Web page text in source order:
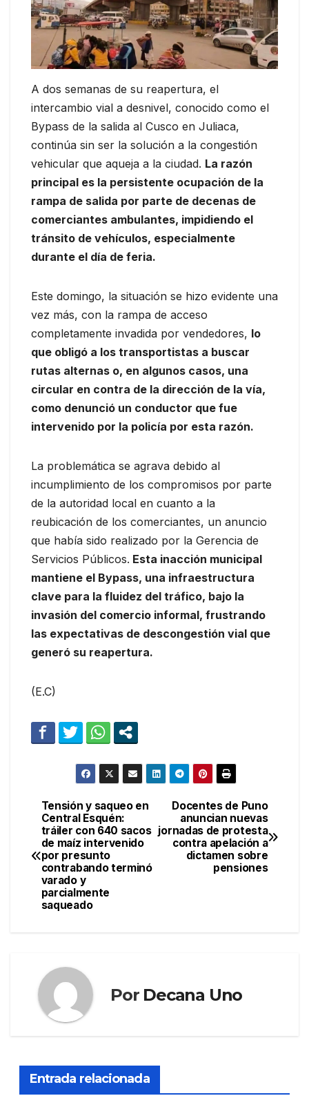
A dos semanas de su reapertura, el
intercambio vial a desnivel, conocido como el
Bypass de la salida al Cusco en Juliaca,
continúa sin ser la solución a la congestión
vehicular que aqueja a la ciudad. La razón
principal es la persistente ocupación de la
rampa de salida por parte de decenas de
comerciantes ambulantes, impidiendo el
tránsito de vehículos, especialmente
durante el día de feria.
Este domingo, la situación se hizo evidente una
vez más, con la rampa de acceso
completamente invadida por vendedores, lo
que obligó a los transportistas a buscar
rutas alternas o, en algunos casos, una
circular en contra de la dirección de la vía,
como denunció un conductor que fue
intervenido por la policía por esta razón.
La problemática se agrava debido al
incumplimiento de los compromisos por parte
de la autoridad local en cuanto a la
reubicación de los comerciantes, un anuncio
que había sido realizado por la Gerencia de
Servicios Públicos. Esta inacción municipal
mantiene el Bypass, una infraestructura
clave para la fluidez del tráfico, bajo la
invasión del comercio informal, frustrando
las expectativas de descongestión vial que
generó su reapertura.
(E.C)
Navegación
de
entradas
Docentes de Puno
anuncian nuevas
jornadas de protesta
contra apelación a
dictamen sobre
pensiones
Tensión y saqueo en
Central Esquén:
tráiler con 640 sacos
de maíz intervenido
por presunto
contrabando terminó
varado y
parcialmente
saqueado
Por Decana Uno
Entrada relacionada